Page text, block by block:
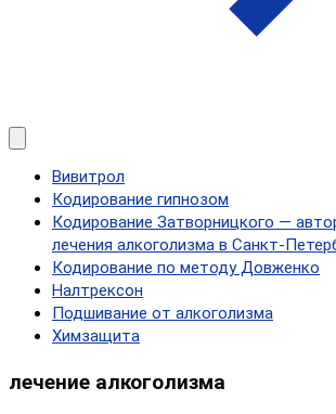
Вивитрол
Кодирование гипнозом
Кодирование Затворницкого —
лечения алкоголизма в
Кодирование по методу Довженко
Налтрексон
Подшивание от алкоголизма
Химзащита
лечение алкоголизма